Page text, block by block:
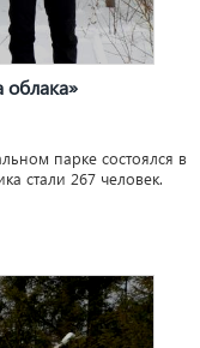
парке состоялся в
стали 267 человек.